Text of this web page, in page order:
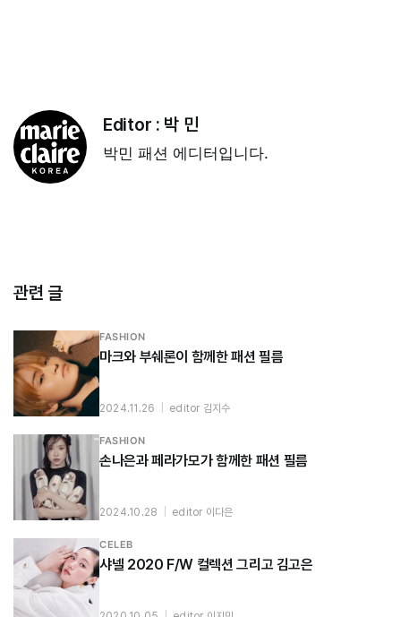
Editor : 박 민
박민 패션 에디터입니다.
관련 글
FASHION
마크와 부쉐론이 함께한 패션 필름
2024.11.26 editor 김지수
FASHION
손나은과 페라가모가 함께한 패션 필름
2024.10.28 editor 이다은
CELEB
샤넬 2020 F/W 컬렉션 그리고 김고은